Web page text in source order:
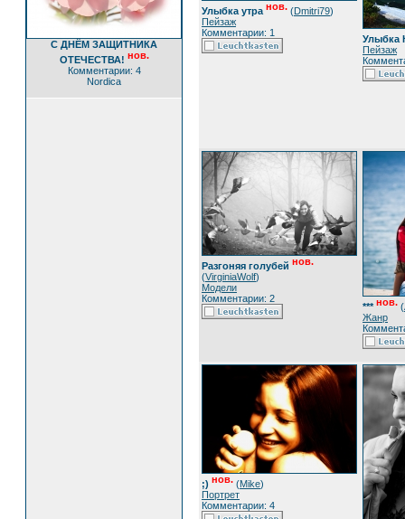
С ДНЁМ ЗАЩИТНИКА
ОТЕЧЕСТВА! нов.
Комментарии: 4
Nordica
Улыбка утра нов. (Dmitri79)
Пейзаж
Комментарии: 1
Улыбка
Пейзаж
Разгоняя голубей нов.
(VirginiaWolf)
Модели
Комментарии: 2
*** нов. (
Жанр
;) нов. (Mike)
Портрет
Комментарии: 4